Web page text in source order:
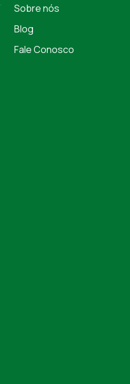
Sobre nós
Blog
Fale Conosco